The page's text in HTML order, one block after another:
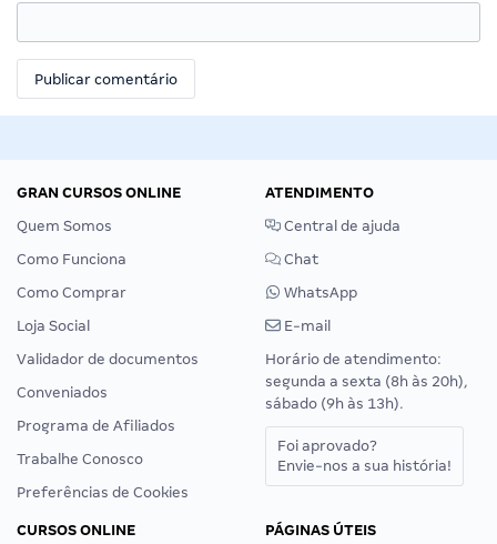
GRAN CURSOS ONLINE
Quem Somos
Como Funciona
Como Comprar
Loja Social
Validador de documentos
Conveniados
Programa de Afiliados
Trabalhe Conosco
Preferências de Cookies
ATENDIMENTO
Central de ajuda
Chat
WhatsApp
E-mail
Horário de atendimento:
segunda a sexta (8h às 20h),
sábado (9h às 13h).
Foi aprovado?
Envie-nos a sua história!
CURSOS ONLINE
PÁGINAS ÚTEIS